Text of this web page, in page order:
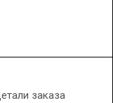
заказа